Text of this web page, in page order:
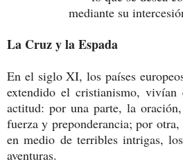
mediante su
La Cruz y la Espada
En el siglo XI, los países
extendido el cristianismo,
actitud: por una parte, la
fuerza y preponderancia; por
en medio de terribles intrigas,
aventuras.